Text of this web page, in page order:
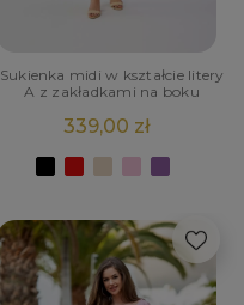
Sukienka midi w kształcie litery
A z zakładkami na boku
339,00 zł